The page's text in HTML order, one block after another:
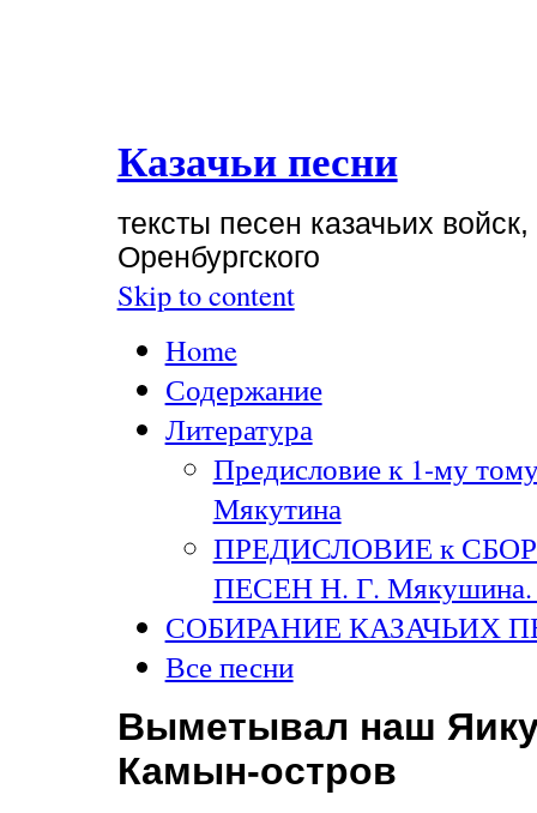
Казачьи песни
тексты песен казачьих
Оренбургского
Skip to content
Home
Содержание
Литература
Предисловие к 1-му
Мякутина
ПРЕДИСЛОВИЕ к
ПЕСЕН Н. Г. Мякушина.
СОБИРАНИЕ КАЗАЧЬИХ
Все песни
Выметывал наш
Камын-остров